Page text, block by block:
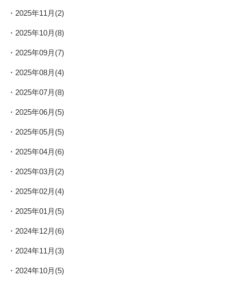
2025年11月(2)
2025年10月(8)
2025年09月(7)
2025年08月(4)
2025年07月(8)
2025年06月(5)
2025年05月(5)
2025年04月(6)
2025年03月(2)
2025年02月(4)
2025年01月(5)
2024年12月(6)
2024年11月(3)
2024年10月(5)